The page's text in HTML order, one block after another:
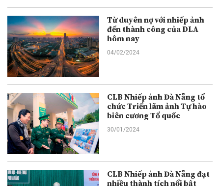
Từ duyên nợ với nhiếp ảnh
đến thành công của DLA
hôm nay
04/02/2024
CLB Nhiếp ảnh Đà Nẵng tổ
chức Triển lãm ảnh Tự hào
biên cương Tổ quốc
30/01/2024
CLB Nhiếp ảnh Đà Nẵng đạt
nhiều thành tích nổi bật